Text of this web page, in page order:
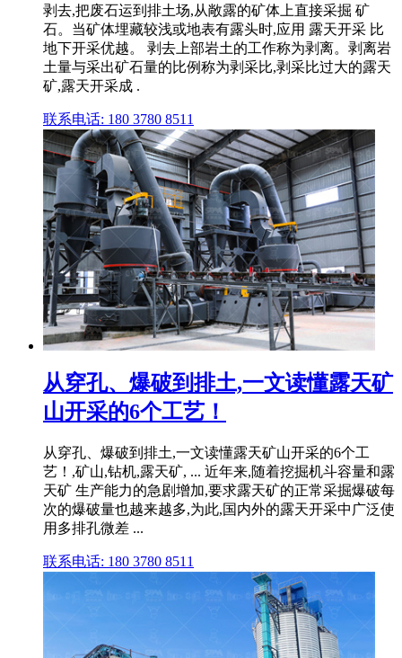
剥去,把废石运到排土场,从敞露的矿体上直接采掘 矿
石。当矿体埋藏较浅或地表有露头时,应用 露天开采 比
地下开采优越。 剥去上部岩土的工作称为剥离。剥离岩
土量与采出矿石量的比例称为剥采比,剥采比过大的露天
矿,露天开采成 .
联系电话: 180 3780 8511
从穿孔、爆破到排土,一文读懂露天矿
山开采的6个工艺！
从穿孔、爆破到排土,一文读懂露天矿山开采的6个工
艺！,矿山,钻机,露天矿, ... 近年来,随着挖掘机斗容量和露
天矿 生产能力的急剧增加,要求露天矿的正常采掘爆破每
次的爆破量也越来越多,为此,国内外的露天开采中广泛使
用多排孔微差 ...
联系电话: 180 3780 8511